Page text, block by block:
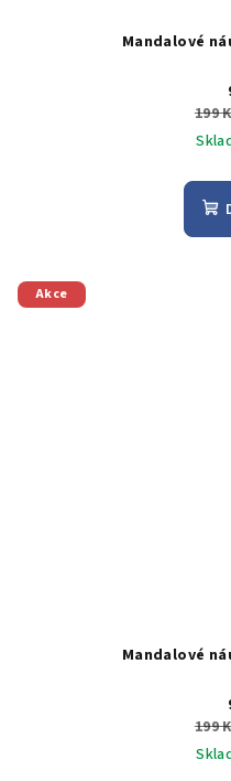
Mandalové
199
Akce
Mandalové
199